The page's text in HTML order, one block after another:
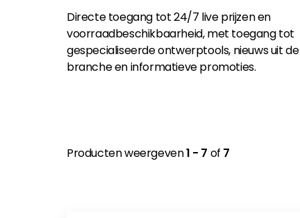
Directe toegang tot 24/7 live prijzen en
voorraadbeschikbaarheid, met toegang tot
gespecialiseerde ontwerptools, nieuws uit de
branche en informatieve promoties.
Producten weergeven1 - 7 of 7